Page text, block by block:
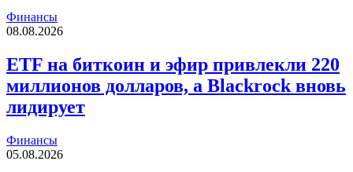
Финансы
08.08.2026
ETF на биткоин и эфир привлекли 220
миллионов долларов, а Blackrock вновь
лидирует
Финансы
05.08.2026